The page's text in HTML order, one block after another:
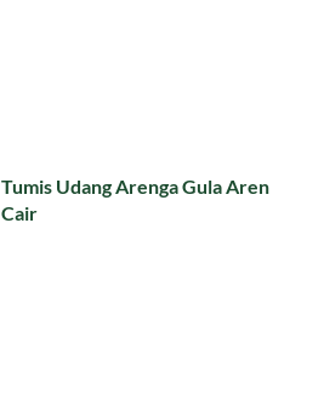
Tumis Udang Arenga Gula Aren
Cair